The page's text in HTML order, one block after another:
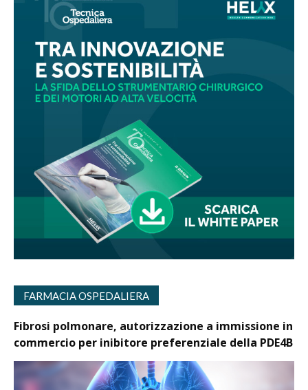
FARMACIA OSPEDALIERA
Fibrosi polmonare, autorizzazione a immissione in
commercio per inibitore preferenziale della PDE4B